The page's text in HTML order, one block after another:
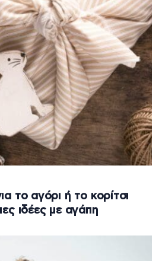
το αγόρι ή το κορίτσι
ιδέες με αγάπη